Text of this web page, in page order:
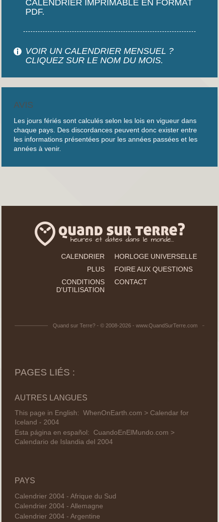
CALENDRIER IMPRIMABLE EN FORMAT
PDF.
VOIR UN CALENDRIER MENSUEL ?
CLIQUEZ SUR LE NOM DU MOIS.
AVIS
Les jours fériés sont calculés selon les lois en vigueur dans
chaque pays. Des discordances peuvent donc exister entre
les informations présentées pour les années passées et les
années à venir.
CALENDRIER
HORLOGE UNIVERSELLE
PLUS
FOIRE AUX QUESTIONS
CONDITIONS
D'UTILISATION
CONTACT
Quand sur Terre? - © 2008-2026 - www.QuandSurTerre.com
PAGES LIÉS :
AUTRES LANGUES
This page in English: WhenOnEarth.com > Calendar for
Iceland - 2004
Esta página en español: CuandoEnElMundo.com >
Calendario de Islandia del 2004
PAYS
Calendrier 2004 - Afrique du Sud
Calendrier 2004 - Allemagne
Calendrier 2004 - Argentine